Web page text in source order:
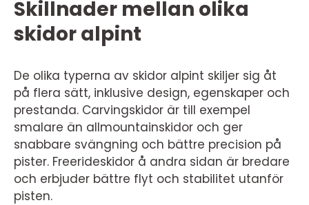
Skillnader mellan olika
skidor alpint
De olika typerna av skidor alpint skiljer sig åt
på flera sätt, inklusive design, egenskaper och
prestanda. Carvingskidor är till exempel
smalare än allmountainskidor och ger
snabbare svängning och bättre precision på
pister. Freerideskidor å andra sidan är bredare
och erbjuder bättre flyt och stabilitet utanför
pisten.